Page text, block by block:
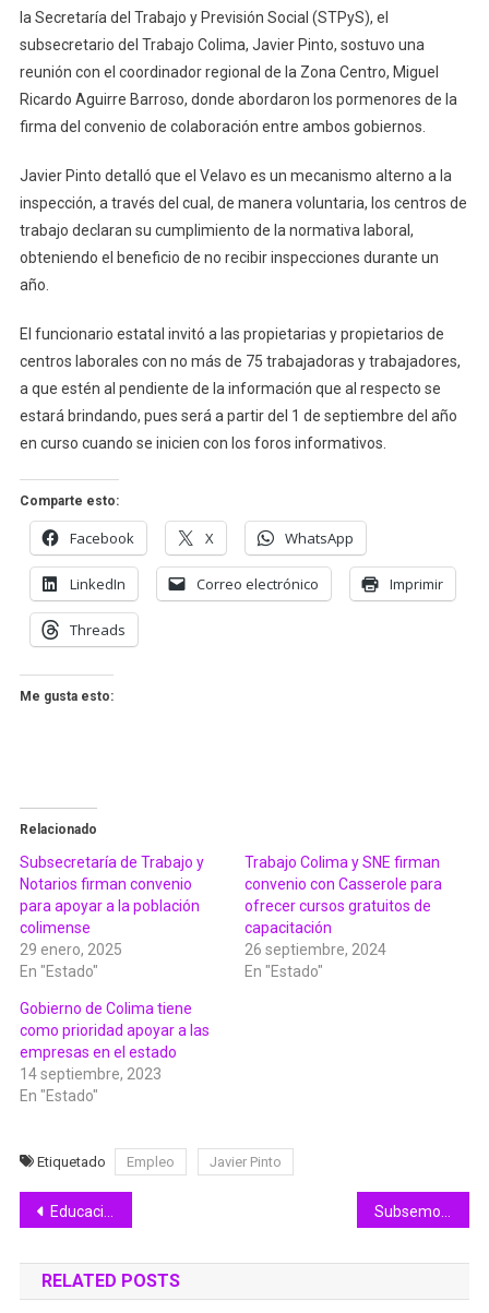
la Secretaría del Trabajo y Previsión Social (STPyS), el
subsecretario del Trabajo Colima, Javier Pinto, sostuvo una
reunión con el coordinador regional de la Zona Centro, Miguel
Ricardo Aguirre Barroso, donde abordaron los pormenores de la
firma del convenio de colaboración entre ambos gobiernos.
Javier Pinto detalló que el Velavo es un mecanismo alterno a la
inspección, a través del cual, de manera voluntaria, los centros de
trabajo declaran su cumplimiento de la normativa laboral,
obteniendo el beneficio de no recibir inspecciones durante un
año.
El funcionario estatal invitó a las propietarias y propietarios de
centros laborales con no más de 75 trabajadoras y trabajadores,
a que estén al pendiente de la información que al respecto se
estará brindando, pues será a partir del 1 de septiembre del año
en curso cuando se inicien con los foros informativos.
Comparte esto:
Facebook X WhatsApp
LinkedIn Correo electrónico Imprimir
Threads
Me gusta esto:
Relacionado
Subsecretaría de Trabajo y
Notarios firman convenio
para apoyar a la población
colimense
29 enero, 2025
En "Estado"
Trabajo Colima y SNE firman
convenio con Casserole para
ofrecer cursos gratuitos de
capacitación
26 septiembre, 2024
En "Estado"
Gobierno de Colima tiene
como prioridad apoyar a las
empresas en el estado
14 septiembre, 2023
En "Estado"
Etiquetado Empleo Javier Pinto
Navegación
de
entradas
Educación Colima cierra ciclo escolar 2022-2023 de manera satisfactoria
RELATED POSTS